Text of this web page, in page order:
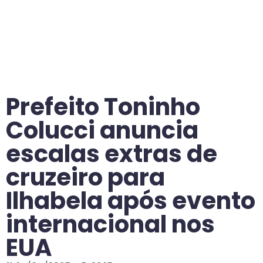
Prefeito Toninho
Colucci anuncia
escalas extras de
cruzeiro para
Ilhabela após evento
internacional nos
EUA